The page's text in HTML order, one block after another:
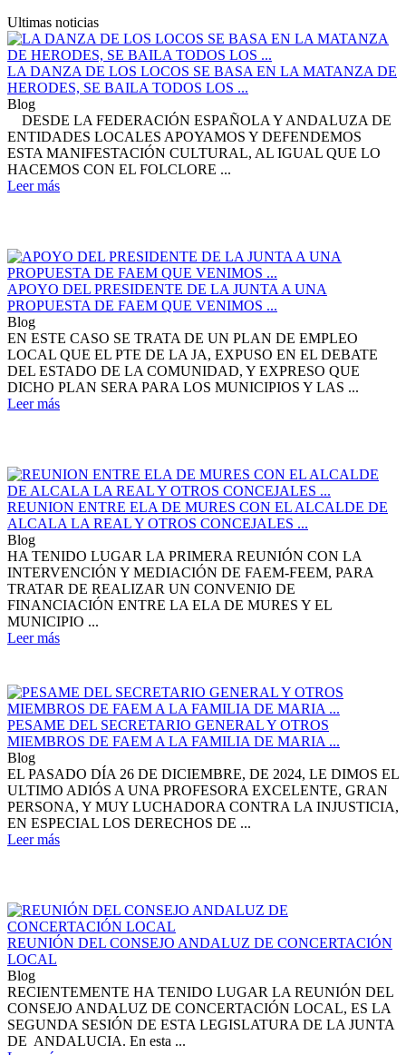
Ultimas noticias
LA DANZA DE LOS LOCOS SE BASA EN LA MATANZA DE
HERODES, SE BAILA TODOS LOS ...
Blog
DESDE LA FEDERACIÓN ESPAÑOLA Y ANDALUZA DE
ENTIDADES LOCALES APOYAMOS Y DEFENDEMOS
ESTA MANIFESTACIÓN CULTURAL, AL IGUAL QUE LO
HACEMOS CON EL FOLCLORE ...
Leer más
APOYO DEL PRESIDENTE DE LA JUNTA A UNA
PROPUESTA DE FAEM QUE VENIMOS ...
Blog
EN ESTE CASO SE TRATA DE UN PLAN DE EMPLEO
LOCAL QUE EL PTE DE LA JA, EXPUSO EN EL DEBATE
DEL ESTADO DE LA COMUNIDAD, Y EXPRESO QUE
DICHO PLAN SERA PARA LOS MUNICIPIOS Y LAS ...
Leer más
REUNION ENTRE ELA DE MURES CON EL ALCALDE DE
ALCALA LA REAL Y OTROS CONCEJALES ...
Blog
HA TENIDO LUGAR LA PRIMERA REUNIÓN CON LA
INTERVENCIÓN Y MEDIACIÓN DE FAEM-FEEM, PARA
TRATAR DE REALIZAR UN CONVENIO DE
FINANCIACIÓN ENTRE LA ELA DE MURES Y EL
MUNICIPIO ...
Leer más
PESAME DEL SECRETARIO GENERAL Y OTROS
MIEMBROS DE FAEM A LA FAMILIA DE MARIA ...
Blog
EL PASADO DÍA 26 DE DICIEMBRE, DE 2024, LE DIMOS EL
ULTIMO ADIÓS A UNA PROFESORA EXCELENTE, GRAN
PERSONA, Y MUY LUCHADORA CONTRA LA INJUSTICIA,
EN ESPECIAL LOS DERECHOS DE ...
Leer más
REUNIÓN DEL CONSEJO ANDALUZ DE CONCERTACIÓN
LOCAL
Blog
RECIENTEMENTE HA TENIDO LUGAR LA REUNIÓN DEL
CONSEJO ANDALUZ DE CONCERTACIÓN LOCAL, ES LA
SEGUNDA SESIÓN DE ESTA LEGISLATURA DE LA JUNTA
DE ANDALUCIA. En esta ...